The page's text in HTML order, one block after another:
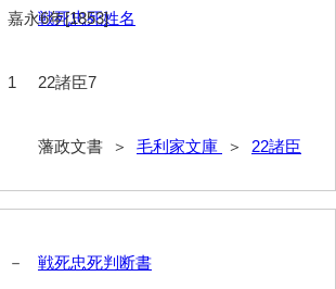
75維新記事雑録
78殉難録稿
81写真史料
戦死忠死姓名
22諸臣7
藩政文書 ＞ 毛利家文庫 ＞ 22諸臣
嘉永6年[1853]
1
戦死忠死判断書
－